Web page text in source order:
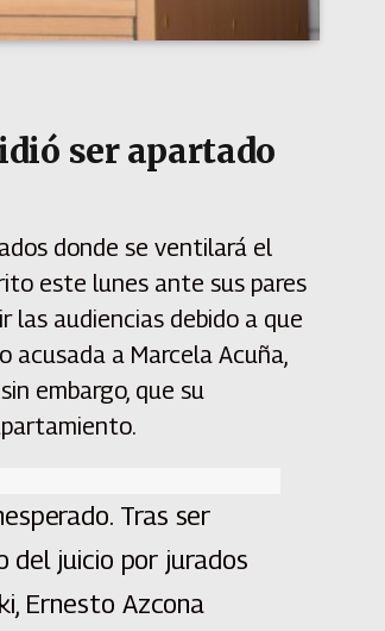
ser apartado
donde se ventilará el
este lunes ante sus pares
las audiencias debido a que
a Marcela Acuña,
embargo, que su
Tras ser
del juicio por jurados
Ernesto Azcona